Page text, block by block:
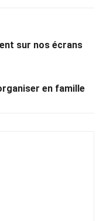
sur nos écrans
en famille